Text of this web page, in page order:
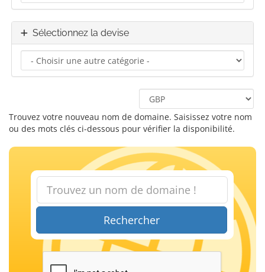
Sélectionnez la devise
Trouvez votre nouveau nom de domaine. Saisissez votre nom
ou des mots clés ci-dessous pour vérifier la disponibilité.
Rechercher